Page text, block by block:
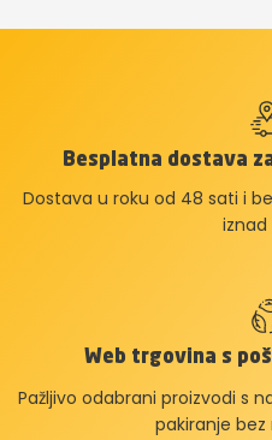
Besplatna dostava
Dostava u roku od 48 sati i
Web trgovina s
Pažljivo odabrani proizvodi s
pakiranje bez